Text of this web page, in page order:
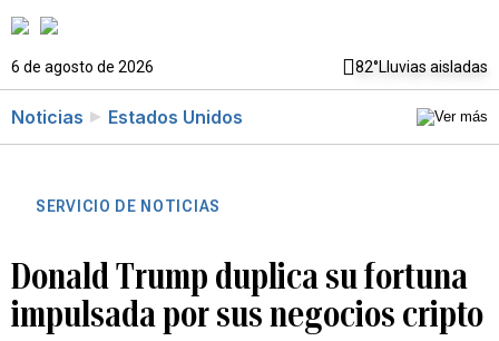
6 de agosto de 2026 82°Lluvias aisladas
Noticias Estados Unidos
SERVICIO DE NOTICIAS
Donald Trump duplica su fortuna
impulsada por sus negocios cripto